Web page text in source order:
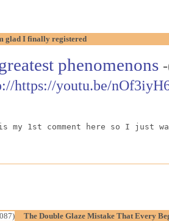
glad I finally registered
phenomenons
https://youtu.be/
my 1st comment here so I just
The Double Glaze Mistake That Every